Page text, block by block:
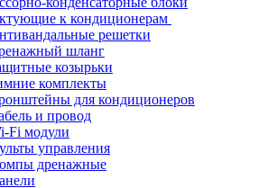
к кондиционерам
решетки
шланг
козырьки
комплекты
для кондиционеров
и провод
Fi модули
управления
дренажные